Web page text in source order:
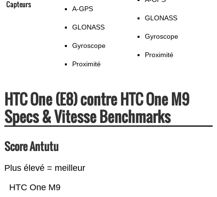
Capteurs A-GPS
GLONASS
Gyroscope
Proximité
GLONASS
Gyroscope
Proximité
HTC One (E8) contre HTC One M9
Specs & Vitesse Benchmarks
Score Antutu
Plus élevé = meilleur
HTC One M9